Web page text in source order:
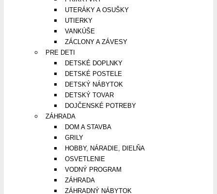
UTERÁKY A OSUŠKY
UTIERKY
VANKÚŠE
ZÁCLONY A ZÁVESY
PRE DETI
DETSKÉ DOPLNKY
DETSKÉ POSTELE
DETSKÝ NÁBYTOK
DETSKÝ TOVAR
DOJČENSKÉ POTREBY
ZÁHRADA
DOM A STAVBA
GRILY
HOBBY, NÁRADIE, DIELŇA
OSVETLENIE
VODNÝ PROGRAM
ZÁHRADA
ZÁHRADNÝ NÁBYTOK